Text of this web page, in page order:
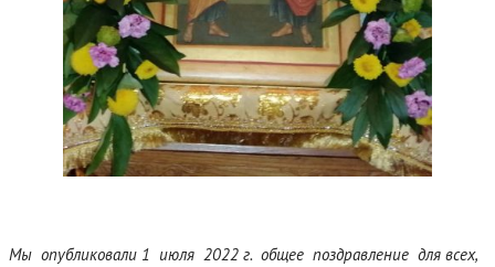
Мы опубликовали 1 июля 2022 г. общее поздравление для всех,